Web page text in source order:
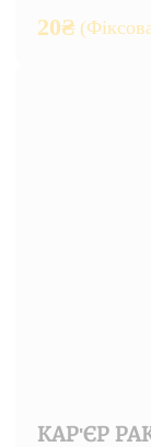
20₴
КАР'ЄР